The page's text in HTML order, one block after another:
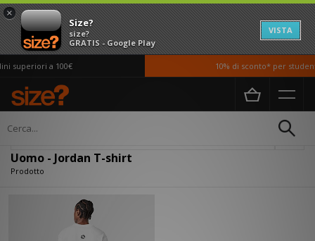
×
Size?
size?
GRATIS - Google Play
VISTA
superiori a 100€ 10% di sconto* per
Home Uomo
Uomo - Jordan T-shirt
Prodotto